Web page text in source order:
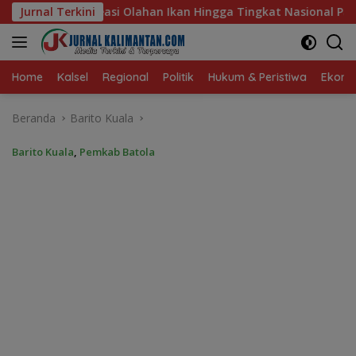
Langsung
ke
konten
Jurnal Terkini
Tingkat Nasional Pada Lomba Masak Serba Ikan
Home Kalsel Regional Politik Hukum & Peristiwa
Beranda Barito Kuala
Barito Kuala, Pemkab Batola